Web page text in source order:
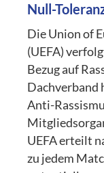
Null-
Die Union of
(UEFA)
Bezug auf
Dachverband
Anti-
UEFA erteilt
zu jedem